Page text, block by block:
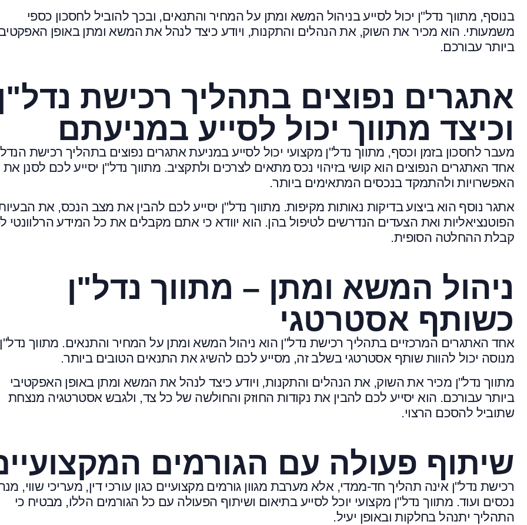
בנוסף, מתווך נדל"ן יכול לסייע בניהול המשא ומתן על המחיר והתנאים, ובכך להוביל לחסכון כספי
משמעותי. הוא מכיר את השוק, את הנהלים והתקנות, ויודע כיצד לנהל את המשא ומתן באופן
ביותר עבורכם.
אתגרים נפוצים בתהליך רכישת
וכיצד מתווך יכול לסייע במניעתם
מעבר לחסכון בזמן וכסף, מתווך נדל"ן מקצועי יכול לסייע במניעת אתגרים נפוצים בתהליך רכישת
אחד האתגרים הנפוצים הוא קושי בזיהוי נכס מתאים לצרכים ולתקציב. מתווך נדל"ן יסייע לכם לסנן את
האפשרויות ולהתמקד בנכסים המתאימים ביותר.
אתגר נוסף הוא ביצוע בדיקות נאותות מקיפות. מתווך נדל"ן יסייע לכם להבין את מצב הנכס, את
הפוטנציאליות ואת הצעדים הנדרשים לטיפול בהן. הוא יוודא כי אתם מקבלים את כל המידע הרלוונטי
קבלת ההחלטה הסופית.
ניהול המשא ומתן – מתווך נדל"ן
כשותף אסטרטגי
אחד האתגרים המרכזיים בתהליך רכישת נדל"ן הוא ניהול המשא ומתן על המחיר והתנאים. מתווך נדל"ן
מנוסה יכול להוות שותף אסטרטגי בשלב זה, מסייע לכם להשיג את התנאים הטובים ביותר.
מתווך נדל"ן מכיר את השוק, את הנהלים והתקנות, ויודע כיצד לנהל את המשא ומתן באופן האפקטיבי
ביותר עבורכם. הוא יסייע לכם להבין את נקודות החוזק והחולשה של כל צד, ולגבש אסטרטגיה מנצחת
שתוביל להסכם הרצוי.
שיתוף פעולה עם הגורמים
רכישת נדל"ן אינה תהליך חד-ממדי, אלא מערבת מגוון גורמים מקצועיים כגון עורכי דין, מעריכי שווי,
נכסים ועוד. מתווך נדל"ן מקצועי יוכל לסייע בתיאום ושיתוף הפעולה עם כל הגורמים הללו, מבטיח כי
התהליך יתנהל בחלקות ובאופן יעיל.